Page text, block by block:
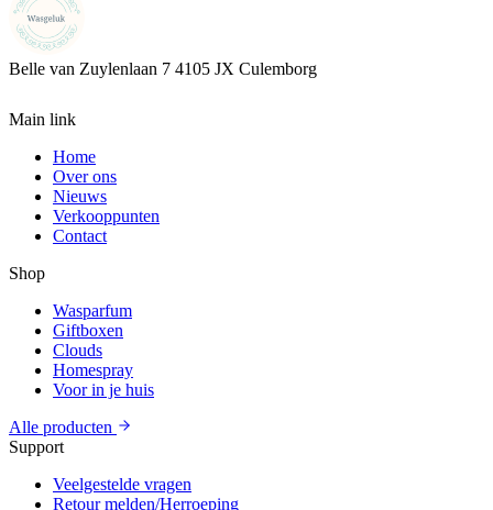
Belle van Zuylenlaan 7 4105 JX Culemborg
Main link
Home
Over ons
Nieuws
Verkooppunten
Contact
Shop
Wasparfum
Giftboxen
Clouds
Homespray
Voor in je huis
Alle producten
Support
Veelgestelde vragen
Retour melden/Herroeping